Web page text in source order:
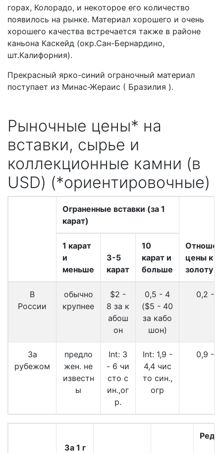
горах, Колорадо, и некоторое его количество
появилось на рынке. Материал хорошего и очень
хорошего качества встречается также в районе
каньона Каскейд (окр.Сан-Бернардино,
шт.Калифорния).
Прекрасный ярко-синий ограночный материал
поступает из Минас-Жераис ( Бразилия ).
Рыночные цены* на
вставки, сырье и
коллекционные камни (в
USD) (*ориентировочные)
Ограненные вставки (за 1
карат)
цены к
золоту
1 карат
и
меньше
3-5
карат
10
карат и
больше
В
России
обычно
крупнее
$2 -
8 за к
абош
он
0,5 - 4
($5 - 40
за кабо
шон)
0,2 - 2
За
рубежом
предло
жен. не
известн
ы
Int: 3
- 6 чи
сто с
ин.,ог
р.
Int: 1,9 -
4,4 чис
то син.,
огр
0,9 - 3
За 1 г